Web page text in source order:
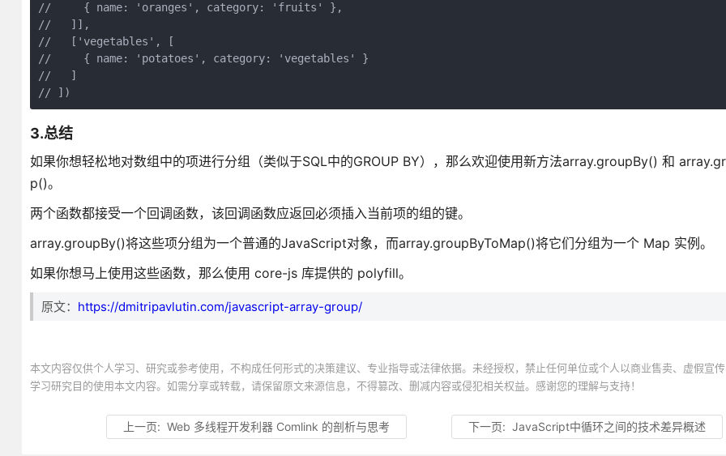
//     { name: 'oranges', category: 'fruits' },
//   ]],
//   ['vegetables', [
//     { name: 'potatoes', category: 'vegetables' }
//   ]
// ])
3.总结
如果你想轻松地对数组中的项进行分组（类似于SQL中的GROUP BY），那么欢迎使用新方法array.groupBy() 和
p()。
两个函数都接受一个回调函数，该回调函数应返回必须插入当前项的组的键。
array.groupBy()将这些项分组为一个普通的JavaScript对象，而array.groupByToMap()将它们分组为一个 Map 实例。
如果你想马上使用这些函数，那么使用 core-js 库提供的 polyfill。
原文： https://dmitripavlutin.com/javascript-array-group/
本文内容仅供个人学习、研究或参考使用，不构成任何形式的决策建议、专业指导或法律依据。未经授权，禁止任何单位或个人以商业售卖、虚假宣
学习研究目的使用本文内容。如需分享或转载，请保留原文来源信息，不得篡改、删减内容或侵犯相关权益。感谢您的理解与支持！
上一页:Web 多线程开发利器 Comlink 的剖析与思考 下一页:JavaScript中循环之间的技术差异概述